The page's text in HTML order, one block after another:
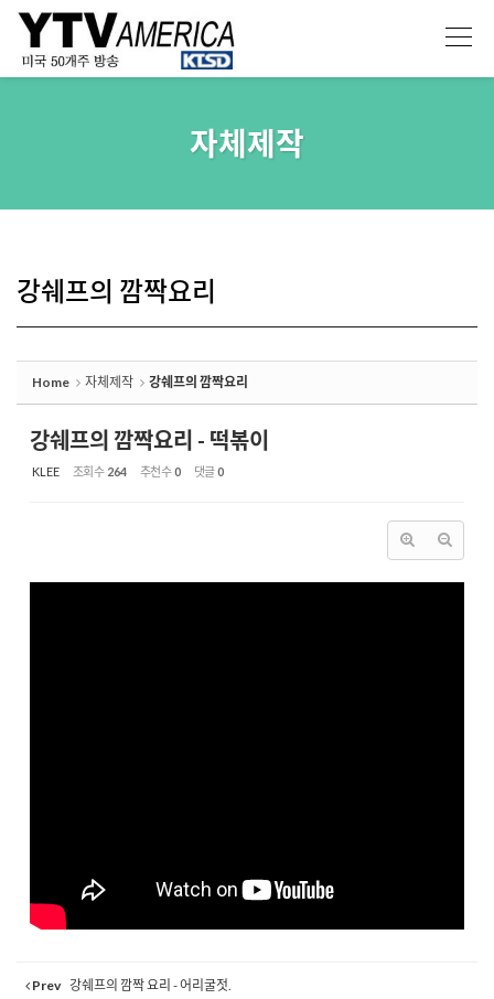
자체제작
강쉐프의 깜짝요리
Home 자체제작 강쉐프의 깜짝요리
강쉐프의 깜짝요리 - 떡볶이
KLEE 조회 수 264 추천 수0 댓글0
Prev 강쉐프의 깜짝 요리 - 어리굴젓.